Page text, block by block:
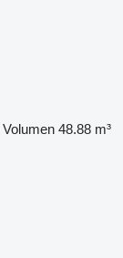
Volumen 48.88 m³